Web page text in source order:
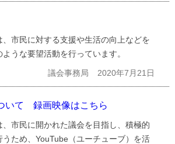
、市民に対する支援や生活の向上などを
うな要望活動を行っています。
議会事務局 2020年7月21日
いて 録画映像はこちら
、市民に開かれた議会を目指し、積極的
うため、YouTube（ユーチューブ）を活